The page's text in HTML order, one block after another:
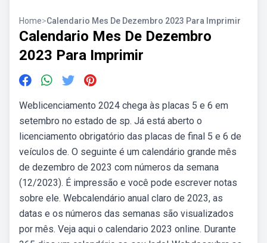
Home>Calendario Mes De Dezembro 2023 Para Imprimir
Calendario Mes De Dezembro
2023 Para Imprimir
Weblicenciamento 2024 chega às placas 5 e 6 em
setembro no estado de sp. Já está aberto o
licenciamento obrigatório das placas de final 5 e 6 de
veículos de. O seguinte é um calendário grande mês
de dezembro de 2023 com números da semana
(12/2023). É impressão e você pode escrever notas
sobre ele. Webcalendário anual claro de 2023, as
datas e os números das semanas são visualizados
por mês. Veja aqui o calendario 2023 online. Durante